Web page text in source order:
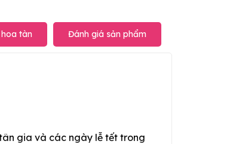
tàn Đánh giá sản phẩm
tân gia và các ngày lễ tết trong